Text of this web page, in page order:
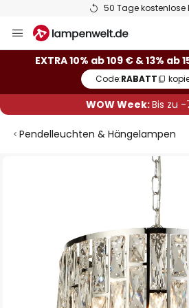
50 Tage kostenlose
Inhalt
springen
EXTRA 10% ab 109 € & 13% ab
Code:RABATT
WOW Week:Bis zu -
Pendelleuchten & Hängelampen